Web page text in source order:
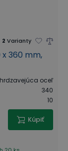
2 Varianty
360 mm,
oceľ
340
10
Kúpiť